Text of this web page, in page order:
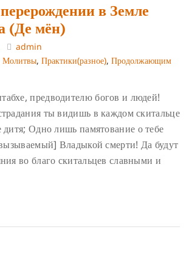
в Земле
(Де мён)
admin
Молитвы, Практики(разное), Продолжающим
предводителю богов и людей!
ты видишь в каждом скитальце
дитя; Одно лишь памятование о тебе
Владыкой смерти! Да будут
во благо скитальцев славными и